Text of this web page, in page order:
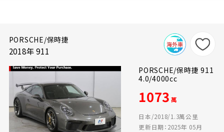
PORSCHE/保時捷
2018年 911
PORSCHE/保時捷 911
4.0/4000cc
1073 萬
日本/2018/1.3萬公里
更新日期：2025年 05月